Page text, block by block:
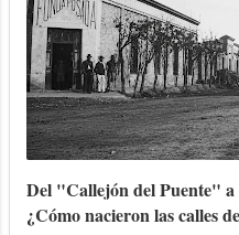
Del "Callejón del Puente"
¿Cómo nacieron las calles